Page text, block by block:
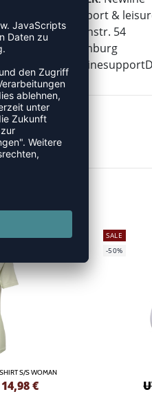
hummel sport &
Leverkusenstr. 54
22761 Hamburg
E-Mail:
S/S WOMAN
14,98€
SALE
-50%